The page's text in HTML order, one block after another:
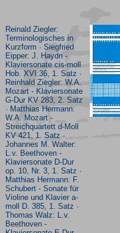
Reinald Ziegler:
Terminologisches in
Kurzform · Siegfried
Eipper: J. Haydn -
Klaviersonate cis-moll
Hob. XVI:36, 1. Satz ·
Reinhald Ziegler: W.A.
Mozart - Klaviersonate
G-Dur KV 283, 2. Satz
· Matthias Hermann:
W.A. Mozart -
Streichquartett d-Moll
KV 421, 1. Satz ·
Johannes M. Walter:
L.v. Beethoven -
Klaviersonate D-Dur
op. 10, Nr. 3, 1. Satz ·
Matthias Hermann: F.
Schubert - Sonate für
Violine und Klavier a-
moll D. 385, 1. Satz ·
Thomas Walz: L.v.
Beethoven -